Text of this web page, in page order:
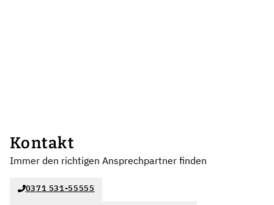
Kontakt
Immer den richtigen Ansprechpartner finden
0371 531-55555